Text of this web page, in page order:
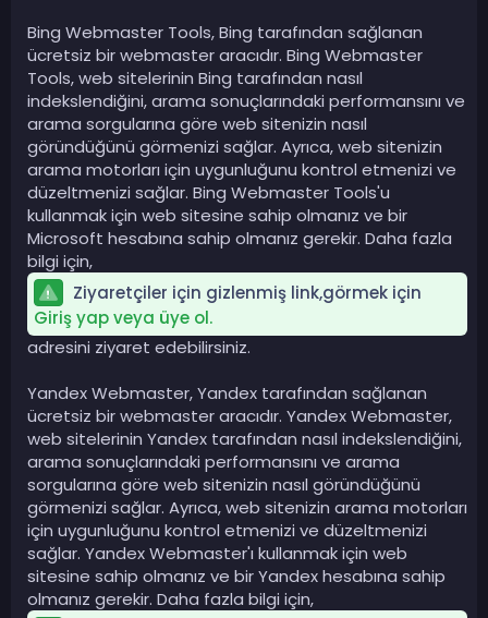
Bing Webmaster Tools, Bing tarafından sağlanan
ücretsiz bir webmaster aracıdır. Bing Webmaster
Tools, web sitelerinin Bing tarafından nasıl
indekslendiğini, arama sonuçlarındaki performansını ve
arama sorgularına göre web sitenizin nasıl
göründüğünü görmenizi sağlar. Ayrıca, web sitenizin
arama motorları için uygunluğunu kontrol etmenizi ve
düzeltmenizi sağlar. Bing Webmaster Tools'u
kullanmak için web sitesine sahip olmanız ve bir
Microsoft hesabına sahip olmanız gerekir. Daha fazla
bilgi için,
Ziyaretçiler için gizlenmiş link,görmek için
Giriş yap veya üye ol.
adresini ziyaret edebilirsiniz.
Yandex Webmaster, Yandex tarafından sağlanan
ücretsiz bir webmaster aracıdır. Yandex Webmaster,
web sitelerinin Yandex tarafından nasıl indekslendiğini,
arama sonuçlarındaki performansını ve arama
sorgularına göre web sitenizin nasıl göründüğünü
görmenizi sağlar. Ayrıca, web sitenizin arama motorları
için uygunluğunu kontrol etmenizi ve düzeltmenizi
sağlar. Yandex Webmaster'ı kullanmak için web
sitesine sahip olmanız ve bir Yandex hesabına sahip
olmanız gerekir. Daha fazla bilgi için,